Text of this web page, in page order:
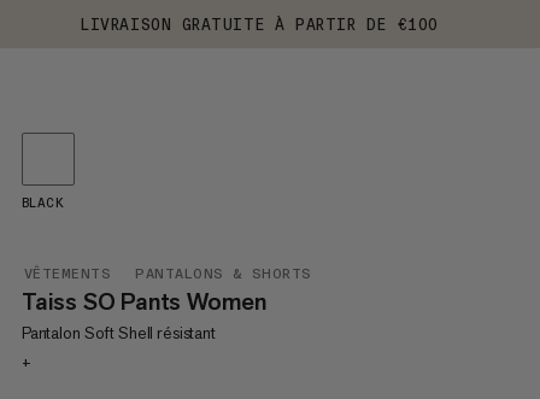
LIVRAISON GRATUITE À PARTIR DE €100
VÊTEMENTS PANTALONS & SHORTS
Taiss SO Pants Women
Pantalon Soft Shell résistant
+
BLACK